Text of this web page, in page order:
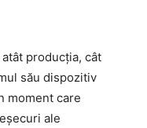
producția, cât
său dispozitiv
moment care
ale